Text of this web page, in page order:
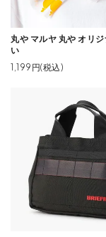
丸や マルヤ 丸や オリ
い
1,199円(税込)